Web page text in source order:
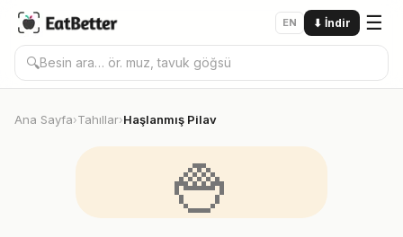
EN ⬇ İndir ☰
🔍
Ana Sayfa›Tahıllar›Haşlanmış Pilav
🍚